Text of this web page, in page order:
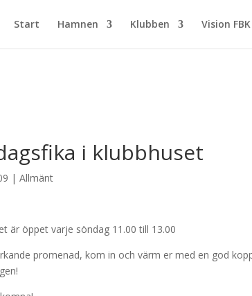
Start Hamnen Klubben Vision FBK
i klubbhuset
|Allmänt
är öppet varje söndag 11.00 till 13.00
promenad, kom in och värm er med en god